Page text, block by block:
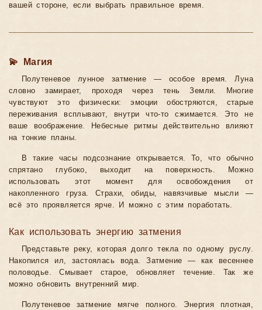
вашей стороне, если выбрать правильное время.
💫 Магия
Полутеневое лунное затмение — особое время. Луна
словно замирает, проходя через тень Земли. Многие
чувствуют это физически: эмоции обостряются, старые
переживания всплывают, внутри что-то сжимается. Это не
ваше воображение. Небесные ритмы действительно влияют
на тонкие планы.
В такие часы подсознание открывается. То, что обычно
спрятано глубоко, выходит на поверхность. Можно
использовать этот момент для освобождения от
накопленного груза. Страхи, обиды, навязчивые мысли —
всё это проявляется ярче. И можно с этим поработать.
Как использовать энергию затмения
Представьте реку, которая долго текла по одному руслу.
Накопился ил, застоялась вода. Затмение — как весеннее
половодье. Смывает старое, обновляет течение. Так же
можно обновить внутренний мир.
Полутеневое затмение мягче полного. Энергия плотная,